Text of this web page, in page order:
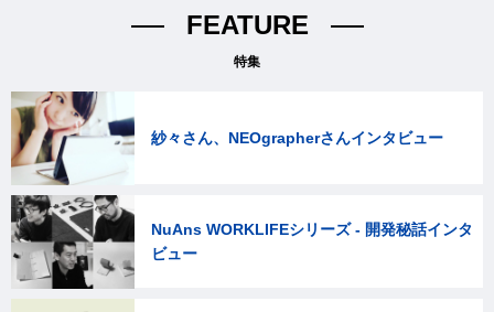
FEATURE
特集
紗々さん、NEOgrapherさんインタビュー
NuAns WORKLIFEシリーズ - 開発秘話インタ
ビュー